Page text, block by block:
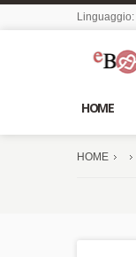
Linguaggio:
HOME
HOME